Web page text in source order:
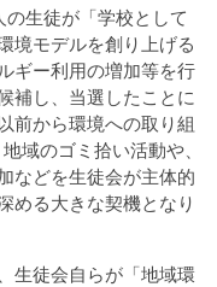
生徒が「学校として
境モデルを創り上げる
ギー利用の増加等を行
補し、当選したことに
前から環境への取り組
域のゴミ拾い活動や、
などを生徒会が主体的
める大きな契機となり
生徒会自らが「地域環